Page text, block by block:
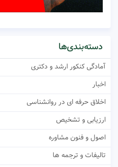
دسته‌بندی‌ها
آمادگی کنکور ارشد و دکتری
اخبار
اخلاق حرفه ای در روانشناسی
ارزیابی و تشخیص
اصول و فنون مشاوره
تالیفات و ترجمه ها